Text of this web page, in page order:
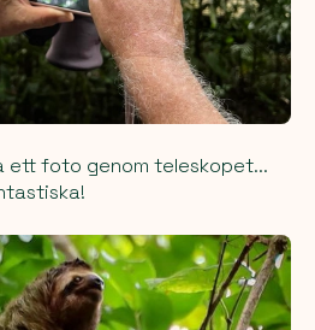
ett foto genom teleskopet...